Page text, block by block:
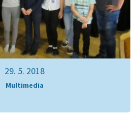
29. 5. 2018
Multimedia